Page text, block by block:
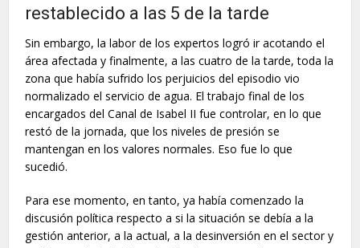
restablecido a las 5 de la tarde
Sin embargo, la labor de los expertos logró ir acotando el
área afectada y finalmente, a las cuatro de la tarde, toda la
zona que había sufrido los perjuicios del episodio vio
normalizado el servicio de agua. El trabajo final de los
encargados del Canal de Isabel II fue controlar, en lo que
restó de la jornada, que los niveles de presión se
mantengan en los valores normales. Eso fue lo que
sucedió.
Para ese momento, en tanto, ya había comenzado la
discusión política respecto a si la situación se debía a la
gestión anterior, a la actual, a la desinversión en el sector y